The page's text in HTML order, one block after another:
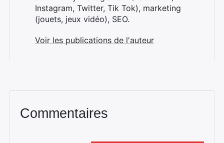
Instagram, Twitter, Tik Tok), marketing
(jouets, jeux vidéo), SEO.
Voir les publications de l'auteur
Commentaires